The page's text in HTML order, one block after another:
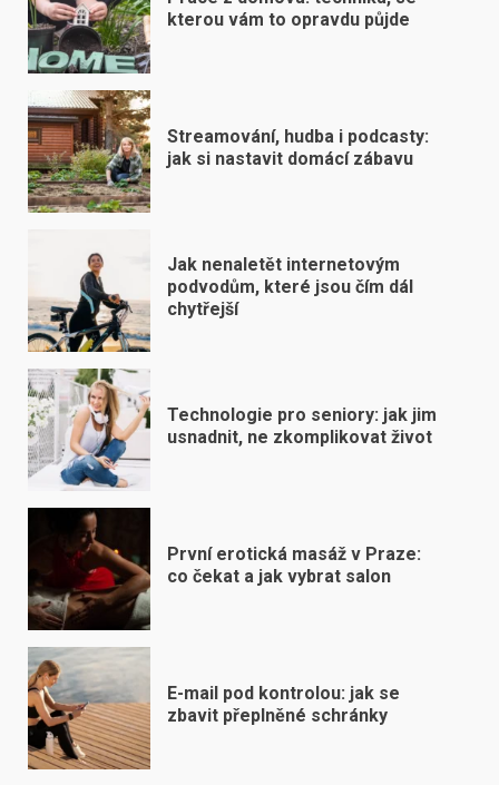
kterou vám to opravdu půjde
Streamování, hudba i podcasty:
jak si nastavit domácí zábavu
Jak nenaletět internetovým
podvodům, které jsou čím dál
chytřejší
Technologie pro seniory: jak jim
usnadnit, ne zkomplikovat život
První erotická masáž v Praze:
co čekat a jak vybrat salon
E-mail pod kontrolou: jak se
zbavit přeplněné schránky